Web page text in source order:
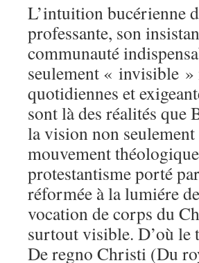
L’intuition bucérienne
professante, son
communauté
seulement « invisible »
quotidiennes et
sont là des réalités que
la vision non
mouvement
protestantisme porté
réformée à la lumiére
vocation de corps du
surtout visible. D’où le
De regno Christi (Du